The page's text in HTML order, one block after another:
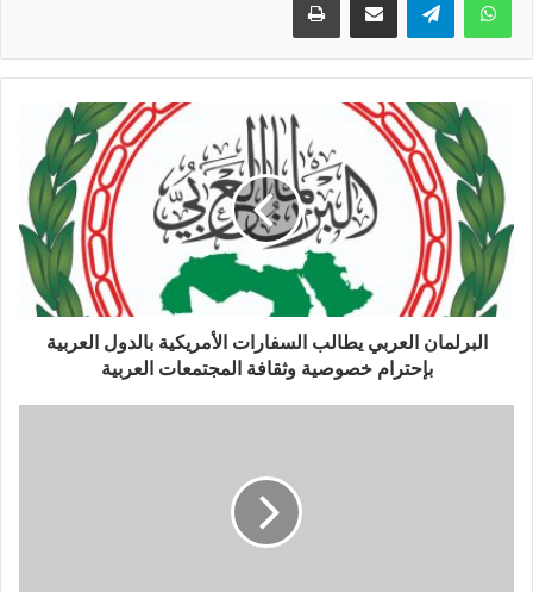
البرلمان العربي يطالب السفارات الأمريكية بالدول العربية
بإحترام خصوصية وثقافة المجتمعات العربية